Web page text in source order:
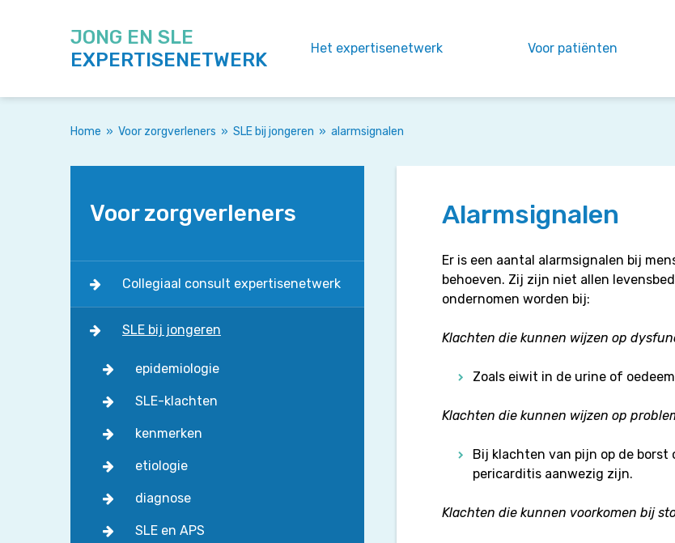
JONG EN SLE
EXPERTISENETWERK
Het expertisenetwerk Voor patiënten
Home » Voor zorgverleners » SLE bij jongeren » alarmsignalen
Alarmsignalen
Er is een aantal alarmsignalen bij
behoeven. Zij zijn niet allen
ondernomen worden bij:
Klachten die kunnen wijzen op
Zoals eiwit in de urine of
Klachten die kunnen wijzen op
Bij klachten van pijn op de
pericarditis aanwezig zijn.
Klachten die kunnen voorkomen bij
Voor zorgverleners
Collegiaal consult expertisenetwerk
SLE bij jongeren
epidemiologie
SLE-klachten
kenmerken
etiologie
diagnose
SLE en APS